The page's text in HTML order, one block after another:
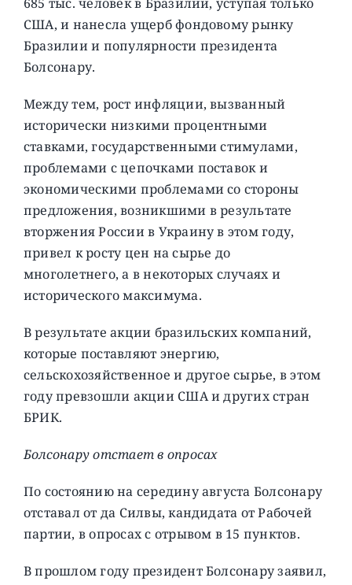
США, и нанесла ущерб фондовому рынку
Бразилии и популярности президента
Болсонару.
Между тем, рост инфляции, вызванный
исторически низкими процентными
ставками, государственными стимулами,
проблемами с цепочками поставок и
экономическими проблемами со стороны
предложения, возникшими в результате
вторжения России в Украину в этом году,
привел к росту цен на сырье до
многолетнего, а в некоторых случаях и
исторического максимума.
В результате акции бразильских компаний,
которые поставляют энергию,
сельскохозяйственное и другое сырье, в этом
году превзошли акции США и других стран
БРИК.
Болсонару отстает в опросах
По состоянию на середину августа Болсонару
отставал от да Силвы, кандидата от Рабочей
партии, в опросах с отрывом в 15 пунктов.
В прошлом году президент Болсонару заявил,